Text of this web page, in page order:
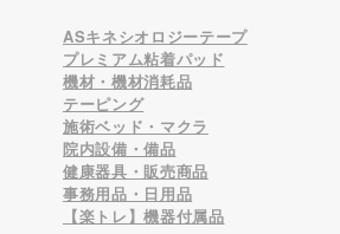
ASキネシオロジーテープ
プレミアム粘着パッド
機材・機材消耗品
テーピング
施術ベッド・マクラ
院内設備・備品
健康器具・販売商品
事務用品・日用品
【楽トレ】機器付属品